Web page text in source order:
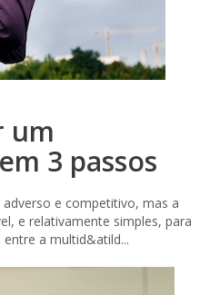
um
3 passos
e competitivo, mas a
e relativamente simples, para
a multid&atild...